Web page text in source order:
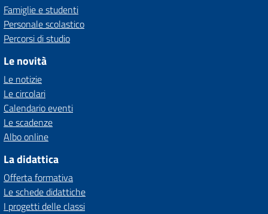
Famiglie e studenti
Personale scolastico
Percorsi di studio
Le novità
Le notizie
Le circolari
Calendario eventi
Le scadenze
Albo online
La didattica
Offerta formativa
Le schede didattiche
I progetti delle classi